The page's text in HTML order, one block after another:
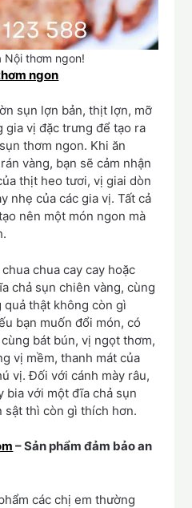
Nội thơm ngon!
ngon
sụn lợn bản, thịt lợn, mỡ
gia vị đặc trưng để tạo ra
thơm ngon. Khi ăn
vàng, bạn sẽ cảm nhận
thịt heo tươi, vị giai dòn
nhẹ của các gia vị. Tất cả
nên một món ngon mà
chua cay cay hoặc
chả sụn chiên vàng, cùng
thật không còn gì
bạn muốn đổi món, có
bát bún, vị ngọt thơm,
vị mềm, thanh mát của
vị. Đối với cánh mày râu,
bia với một đĩa chả sụn
sật thì còn gì thích hơn.
– Sản phẩm đảm bảo an
các chị em thường